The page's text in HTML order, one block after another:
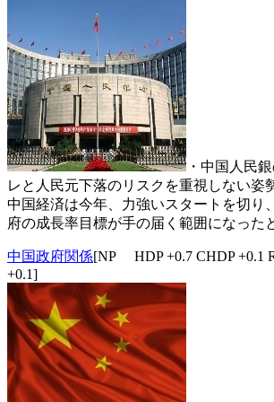
・中国人民
レと人民元下落のリスクを重視しない姿
中国経済は今年、力強いスタートを切り
府の成長率目標が手の届く範囲になった
中国政府関係[NP HDP +0.7 CHDP +0.1
+0.1]